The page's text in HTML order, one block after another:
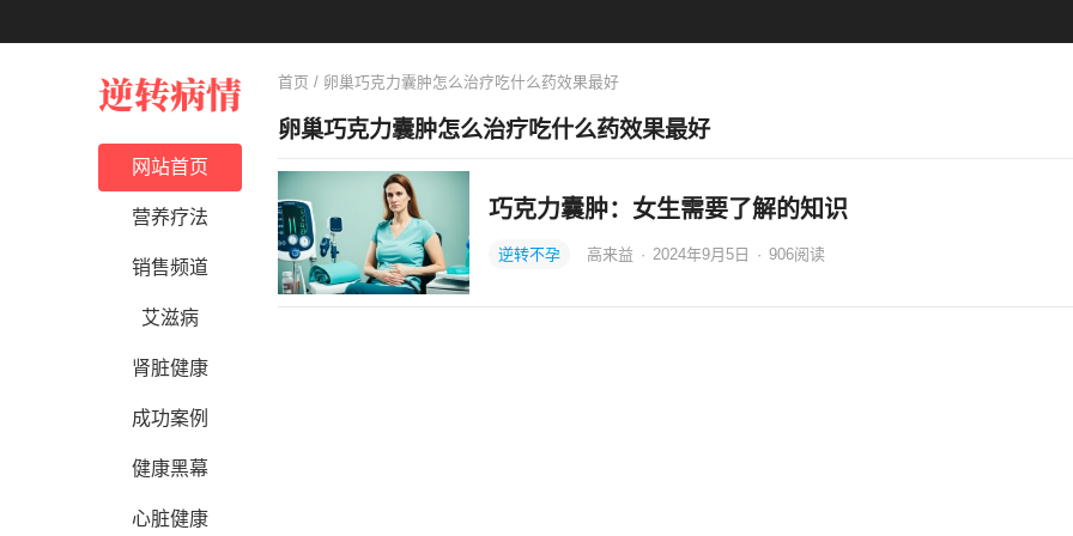
网站首页
营养疗法
销售频道
艾滋病
肾脏健康
成功案例
健康黑幕
心脏健康
首页 / 卵巢巧克力囊肿怎么治疗吃什么药效果最好
卵巢巧克力囊肿怎么治疗吃什么药效果最好
巧克力囊肿：女生需要了解的知识
逆转不孕 高来益 · 2024年9月5日 · 906阅读